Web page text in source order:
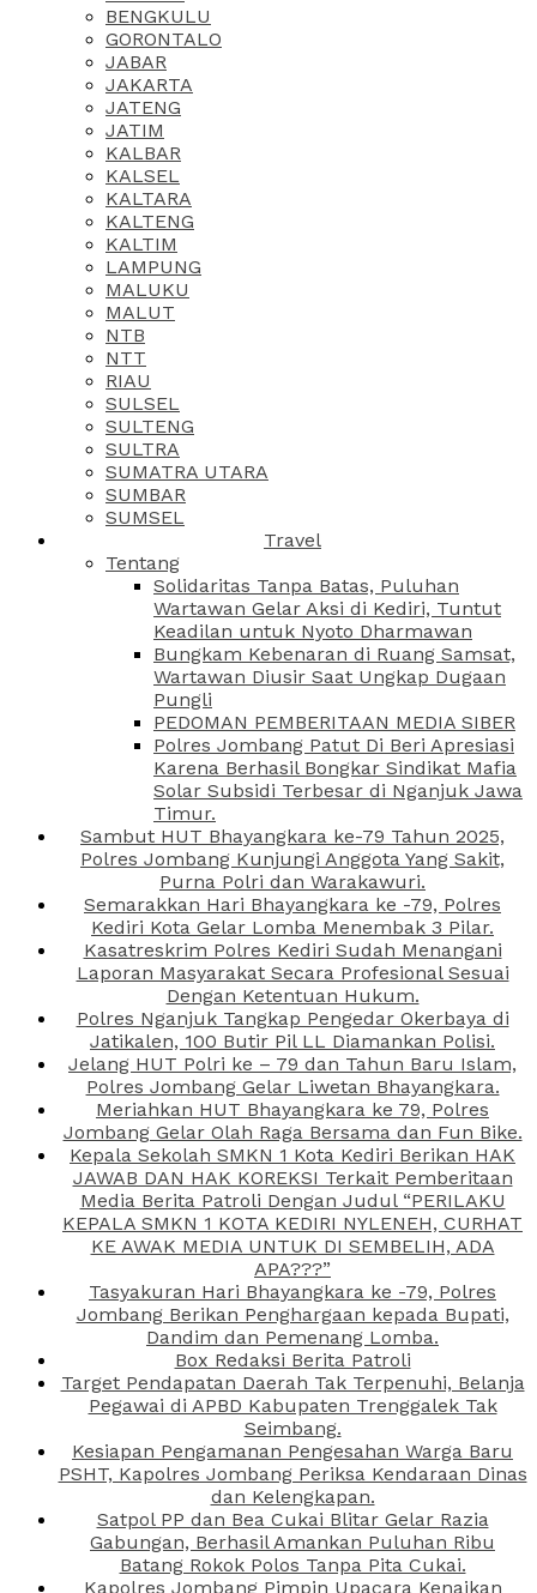
BENGKULU
GORONTALO
JABAR
JAKARTA
JATENG
JATIM
KALBAR
KALSEL
KALTARA
KALTENG
KALTIM
LAMPUNG
MALUKU
MALUT
NTB
NTT
RIAU
SULSEL
SULTENG
SULTRA
SUMATRA UTARA
SUMBAR
SUMSEL
Travel
Tentang
Solidaritas Tanpa Batas, Puluhan
Wartawan Gelar Aksi di Kediri, Tuntut
Keadilan untuk Nyoto Dharmawan
Bungkam Kebenaran di Ruang Samsat,
Wartawan Diusir Saat Ungkap Dugaan
Pungli
PEDOMAN PEMBERITAAN MEDIA SIBER
Polres Jombang Patut Di Beri Apresiasi
Karena Berhasil Bongkar Sindikat Mafia
Solar Subsidi Terbesar di Nganjuk Jawa
Timur.
Sambut HUT Bhayangkara ke-79 Tahun 2025,
Polres Jombang Kunjungi Anggota Yang Sakit,
Purna Polri dan Warakawuri.
Semarakkan Hari Bhayangkara ke -79, Polres
Kediri Kota Gelar Lomba Menembak 3 Pilar.
Kasatreskrim Polres Kediri Sudah Menangani
Laporan Masyarakat Secara Profesional Sesuai
Dengan Ketentuan Hukum.
Polres Nganjuk Tangkap Pengedar Okerbaya di
Jatikalen, 100 Butir Pil LL Diamankan Polisi.
Jelang HUT Polri ke – 79 dan Tahun Baru Islam,
Polres Jombang Gelar Liwetan Bhayangkara.
Meriahkan HUT Bhayangkara ke 79, Polres
Jombang Gelar Olah Raga Bersama dan Fun Bike.
Kepala Sekolah SMKN 1 Kota Kediri Berikan HAK
JAWAB DAN HAK KOREKSI Terkait Pemberitaan
Media Berita Patroli Dengan Judul “PERILAKU
KEPALA SMKN 1 KOTA KEDIRI NYLENEH, CURHAT
KE AWAK MEDIA UNTUK DI SEMBELIH, ADA
APA???”
Tasyakuran Hari Bhayangkara ke -79, Polres
Jombang Berikan Penghargaan kepada Bupati,
Dandim dan Pemenang Lomba.
Box Redaksi Berita Patroli
Target Pendapatan Daerah Tak Terpenuhi, Belanja
Pegawai di APBD Kabupaten Trenggalek Tak
Seimbang.
Kesiapan Pengamanan Pengesahan Warga Baru
PSHT, Kapolres Jombang Periksa Kendaraan Dinas
dan Kelengkapan.
Satpol PP dan Bea Cukai Blitar Gelar Razia
Gabungan, Berhasil Amankan Puluhan Ribu
Batang Rokok Polos Tanpa Pita Cukai.
Kapolres Jombang Pimpin Upacara Kenaikan